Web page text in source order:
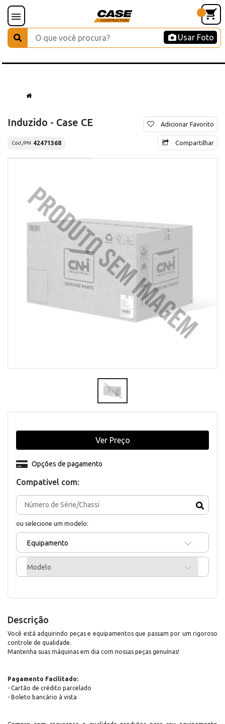
Usar Foto
Induzido - Case CE
Cód./PN 42471368
Adicionar Favorito
Compartilhar
Compativel com:
ou selecione um modelo:
Equipamento
Modelo
Opções de pagamento
Ver Preço
Descrição
Você está adquirindo peças e equipamentos que passam por um rigoroso
controle de qualidade.
Mantenha suas máquinas em dia com nossas peças genuínas!
Pagamento Facilitado:
- Cartão de crédito parcelado
- Boleto bancário à vista